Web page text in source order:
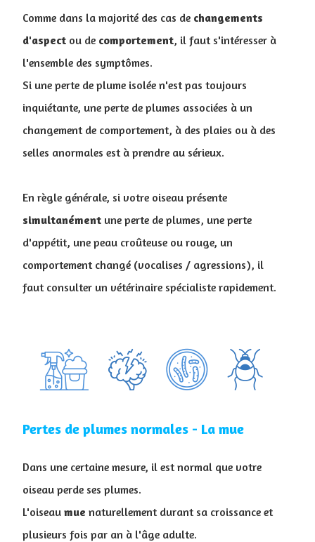
Comme dans la majorité des cas de changements
d'aspect ou de comportement, il faut s'intéresser à
l'ensemble des symptômes.
Si une perte de plume isolée n'est pas toujours
inquiétante, une perte de plumes associées à un
changement de comportement, à des plaies ou à des
selles anormales est à prendre au sérieux.
En règle générale, si votre oiseau présente
simultanément une perte de plumes, une perte
d'appétit, une peau croûteuse ou rouge, un
comportement changé (vocalises / agressions), il
faut consulter un vétérinaire spécialiste rapidement.
Pertes de plumes normales - La mue
Dans une certaine mesure, il est normal que votre
oiseau perde ses plumes.
L'oiseau mue naturellement durant sa croissance et
plusieurs fois par an à l'âge adulte.